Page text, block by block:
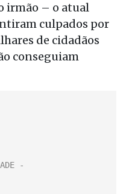
irmão – o atual
culpados por
de cidadãos
conseguiam